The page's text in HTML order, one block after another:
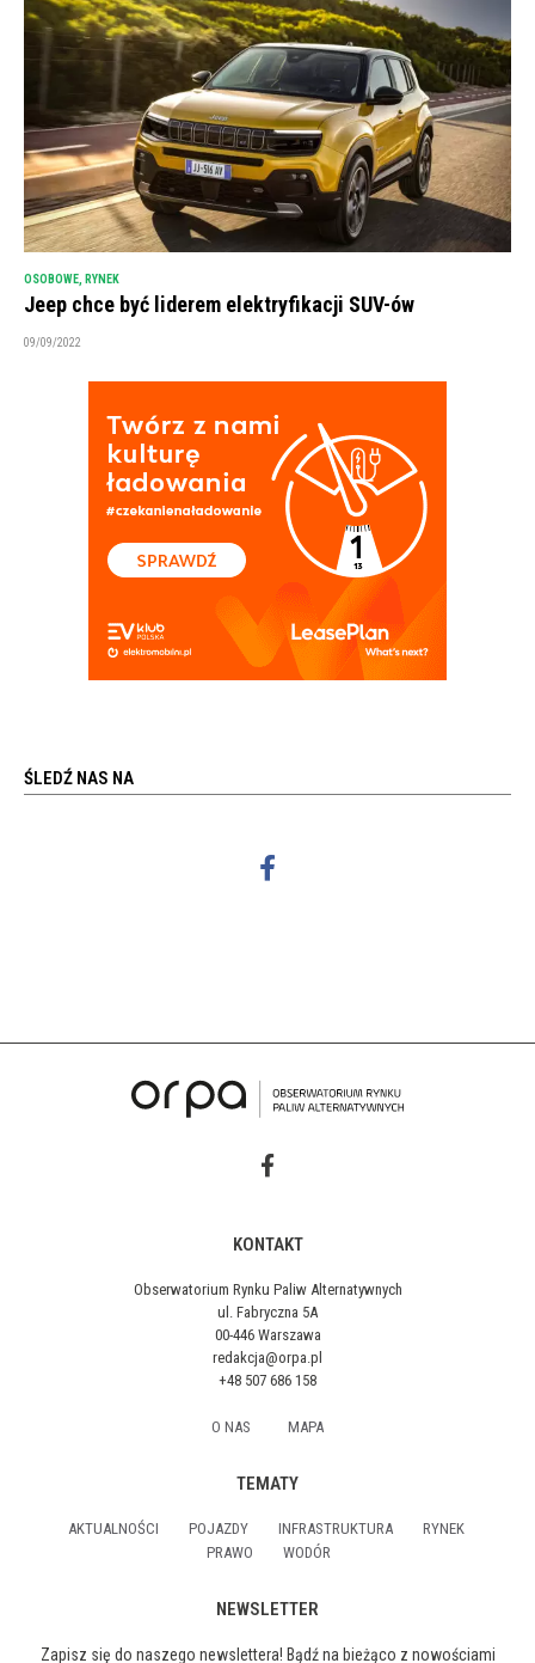
OSOBOWE RYNEK
Jeep chce być liderem elektryfikacji SUV-ów
09/09/2022
ŚLEDŹ NAS NA
KONTAKT
Obserwatorium Rynku Paliw Alternatywnych
ul. Fabryczna 5A
00-446 Warszawa
redakcja@orpa.pl
+48 507 686 158
O NAS MAPA
TEMATY
AKTUALNOŚCI POJAZDY INFRASTRUKTURA
RYNEK
PRAWO
WODÓR
NEWSLETTER
Zapisz się do naszego newslettera! Bądź na bieżąco z nowościami